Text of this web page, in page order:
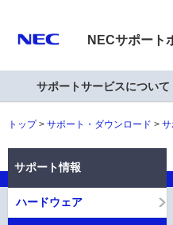
NECサポート
サポートサービスについて
トップ サポート・ダウンロード サ
サポート情報
ハードウェア